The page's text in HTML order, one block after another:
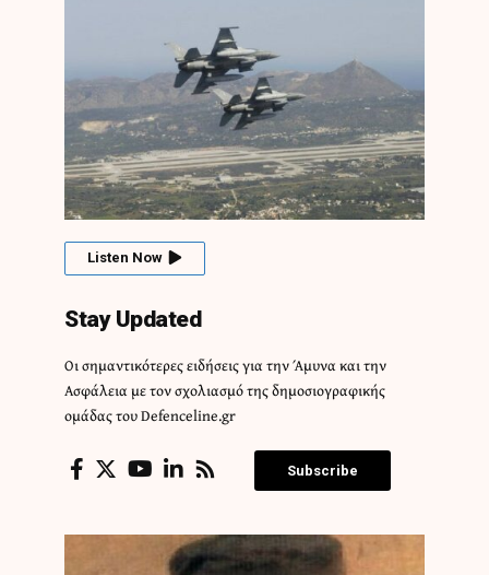
Listen Now
Stay Updated
Οι σημαντικότερες ειδήσεις για την Άμυνα και την
Ασφάλεια με τον σχολιασμό της δημοσιογραφικής
ομάδας του Defenceline.gr
Subscribe